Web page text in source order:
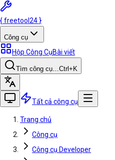
{freetool 24 }
Công cụ
Hộp Công CụBài viết
Tìm công cụ…Ctrl +K
Tất cả công cụ
Trang chủ
Công cụ
Công cụ Developer